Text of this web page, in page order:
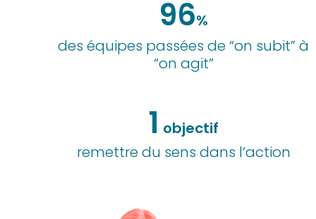
96%
des équipes passées de “on subit” à
“on agit”
1 objectif
remettre du sens dans l’action